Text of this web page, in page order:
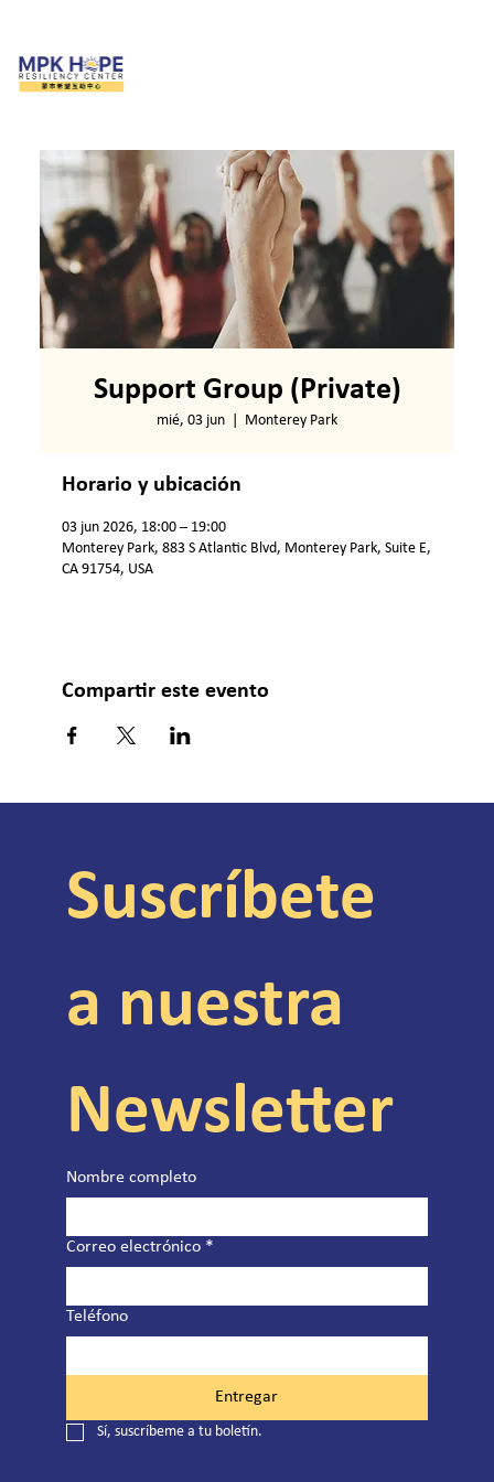
Support Group (Private)
mié, 03 jun Monterey Park
Horario y ubicación
03 jun 2026, 18:00 – 19:00
Monterey Park, 883 S Atlantic Blvd, Monterey Park, Suite E,
CA 91754, USA
Compartir este evento
Suscríbete
a nuestra
Newsletter
Nombre completo
Correo electrónico *
Teléfono
Entregar
Sí, suscríbeme a tu boletín.